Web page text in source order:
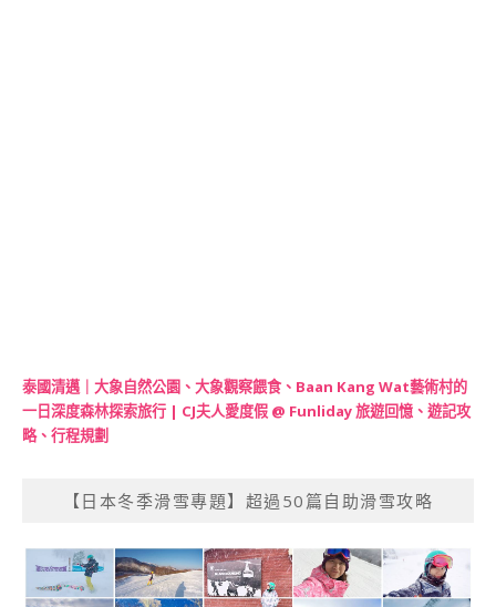
泰國清邁｜大象自然公園、大象觀察餵食、Baan Kang Wat藝術村的
一日深度森林探索旅行 | CJ夫人愛度假 @ Funliday 旅遊回憶、遊記攻
略、行程規劃
【日本冬季滑雪專題】超過50篇自助滑雪攻略